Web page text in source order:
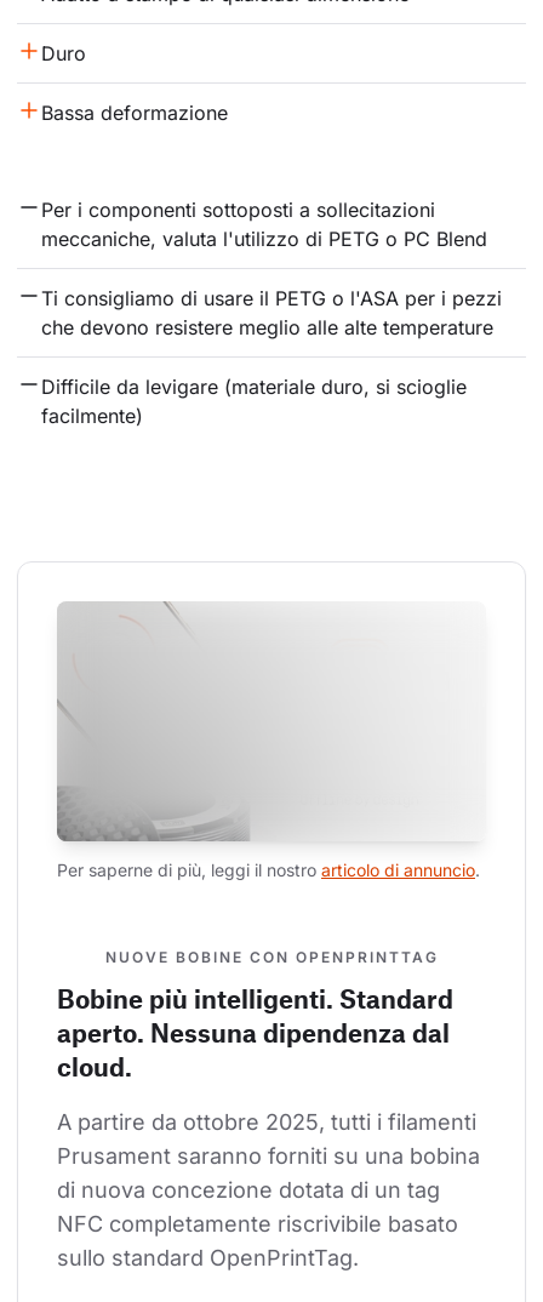
Duro
Bassa deformazione
Per i componenti sottoposti a sollecitazioni
meccaniche, valuta l'utilizzo di PETG o PC Blend
Ti consigliamo di usare il PETG o l'ASA per i pezzi
che devono resistere meglio alle alte temperature
Difficile da levigare (materiale duro, si scioglie
facilmente)
Per saperne di più, leggi il nostro articolo di annuncio.
NUOVE BOBINE CON OPENPRINTTAG
Bobine più intelligenti. Standard
aperto. Nessuna dipendenza dal
cloud.
A partire da ottobre 2025, tutti i filamenti
Prusament saranno forniti su una bobina
di nuova concezione dotata di un tag
NFC completamente riscrivibile basato
sullo standard OpenPrintTag.